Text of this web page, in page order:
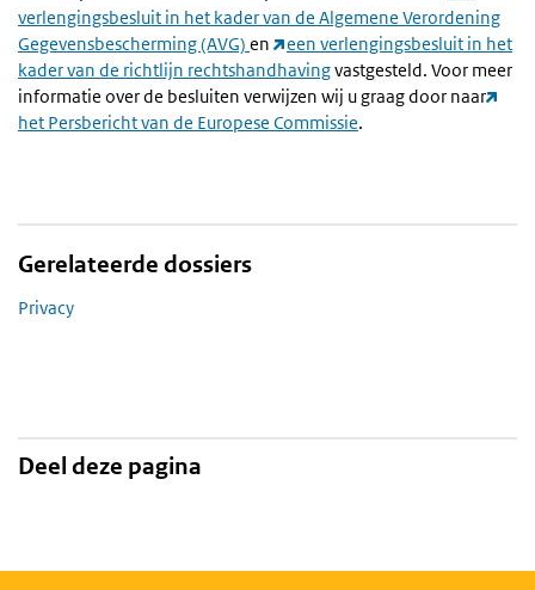
verlengingsbesluit in het kader van de Algemene Verordening
Gegevensbescherming (AVG) en
een verlengingsbesluit in het
kader van de richtlijn rechtshandhavingvastgesteld. Voor meer
informatie over de besluiten verwijzen wij u graag door naar
het Persbericht van de Europese Commissie.
Gerelateerde dossiers
Privacy
Deel deze pagina